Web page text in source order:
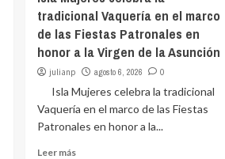
tradicional Vaquería en el marco
de las Fiestas Patronales en
honor a la Virgen de la Asunción
julianp agosto 6, 2026 0
Isla Mujeres celebra la tradicional
Vaquería en el marco de las Fiestas
Patronales en honor a la...
Leer más